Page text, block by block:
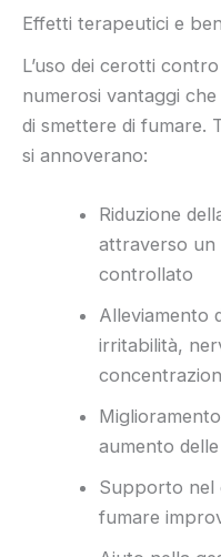
Effetti terapeutici e
L’uso dei cerotti
numerosi vantaggi
di smettere di fumare.
si annoverano:
Riduzione
attraverso un
controllato
Alleviamento
irritabilità,
aumento
Supporto nel
fumare